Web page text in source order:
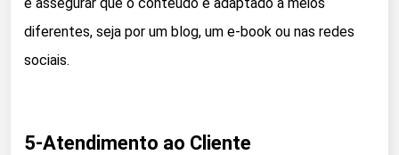
diferentes, seja por um blog, um e-book ou nas redes
sociais.
5-Atendimento ao Cliente